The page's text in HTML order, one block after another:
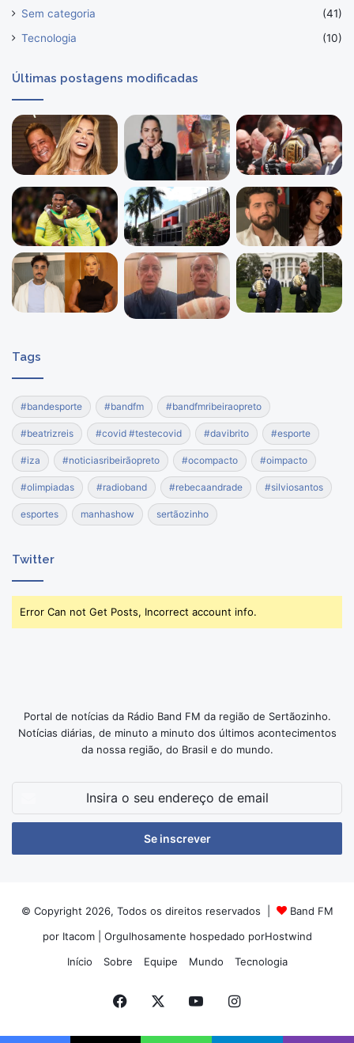
Sem categoria
(41)
Tecnologia
(10)
Últimas postagens modificadas
Tags
#bandesporte #bandfm #bandfmribeiraopreto
#beatrizreis #covid #testecovid #davibrito #esporte
#iza #noticiasribeirãopreto #ocompacto #oimpacto
#olimpiadas #radioband #rebecaandrade #silviosantos
esportes manhashow sertãozinho
Twitter
Error Can not Get Posts, Incorrect account info.
Portal de notícias da Rádio Band FM da região de Sertãozinho.
Notícias diárias, de minuto a minuto dos últimos acontecimentos
da nossa região, do Brasil e do mundo.
Insira
seu
de
© Copyright 2026, Todos os direitos reservados |
Band FM
por Itacom| Orgulhosamente hospedado porHostwind
Início
Sobre Equipe Mundo Tecnologia
Facebook YouTubeInstagram